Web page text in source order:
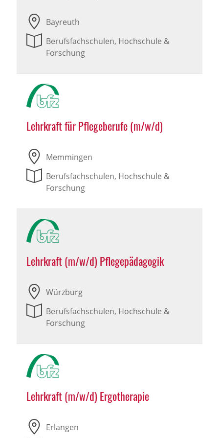
Bayreuth
Berufsfachschulen, Hochschule &
Forschung
Lehrkraft für Pflegeberufe (m/w/d)
Memmingen
Berufsfachschulen, Hochschule &
Forschung
Lehrkraft (m/w/d) Pflegepädagogik
Würzburg
Berufsfachschulen, Hochschule &
Forschung
Lehrkraft (m/w/d) Ergotherapie
Erlangen